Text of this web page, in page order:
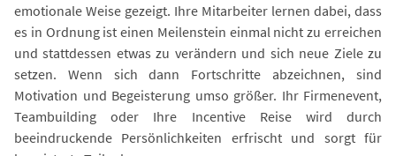
emotionale Weise gezeigt. Ihre Mitarbeiter lernen dabei, dass
es in Ordnung ist einen Meilenstein einmal nicht zu erreichen
und stattdessen etwas zu verändern und sich neue Ziele zu
setzen. Wenn sich dann Fortschritte abzeichnen, sind
Motivation und Begeisterung umso größer. Ihr Firmenevent,
Teambuilding oder Ihre Incentive Reise wird durch
beeindruckende Persönlichkeiten erfrischt und sorgt für